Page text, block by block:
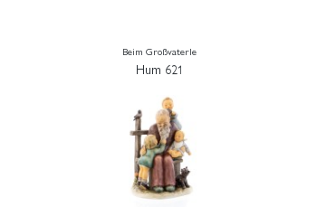
Beim Großvaterle
Hum 621